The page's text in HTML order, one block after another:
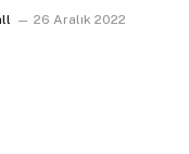
26 Aralık 2022